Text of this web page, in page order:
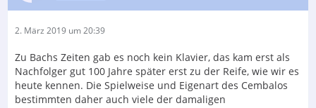
2. März 2019 um 20:39
Zu Bachs Zeiten gab es noch kein Klavier, das kam erst als
Nachfolger gut 100 Jahre später erst zu der Reife, wie wir es
heute kennen. Die Spielweise und Eigenart des Cembalos
bestimmten daher auch viele der damaligen